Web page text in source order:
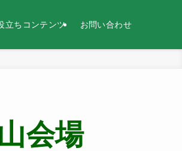
立ちコンテンツ お問い合わせ
会場